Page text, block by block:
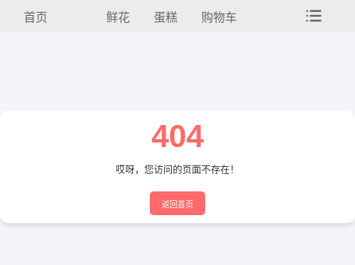
首页 鲜花 蛋糕 购物车
404
哎呀，您访问的页面不存在！
返回首页